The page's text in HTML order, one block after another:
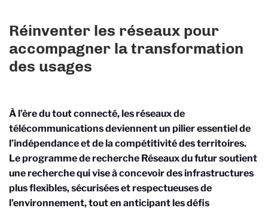
Réinventer les réseaux pour
accompagner la transformation
des usages
À l’ère du tout connecté, les réseaux de
télécommunications deviennent un pilier essentiel de
l’indépendance et de la compétitivité des territoires.
Le programme de recherche Réseaux du futur soutient
une recherche qui vise à concevoir des infrastructures
plus flexibles, sécurisées et respectueuses de
l’environnement, tout en anticipant les défis